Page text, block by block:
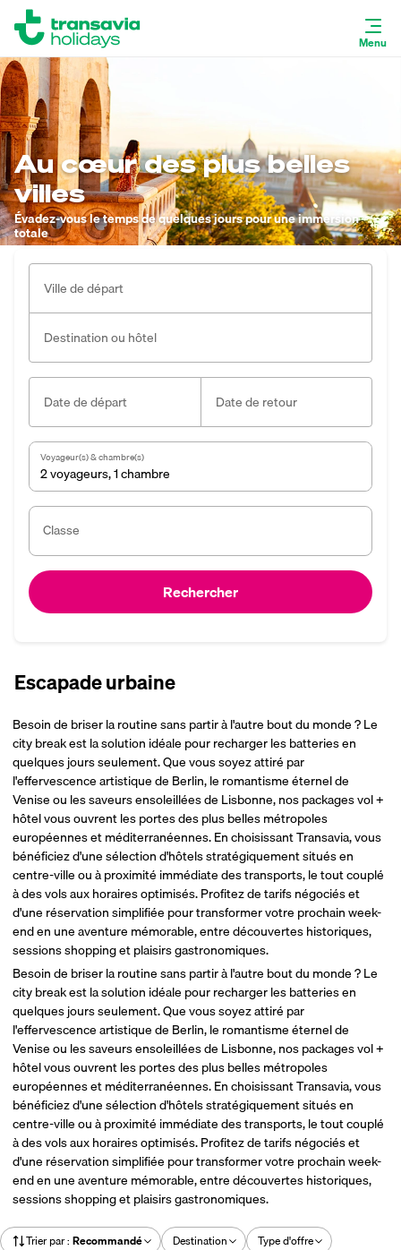
Menu
Au cœur des plus belles
villes
Évadez-vous le temps de quelques jours pour une immersion
totale
Ville de départ
Destination ou hôtel
Date de départ Date de retour
Voyageur(s) & chambre(s)
2 voyageurs,1 chambre
Classe
Rechercher
Escapade urbaine
Besoin de briser la routine sans partir à l'autre bout du monde ? Le
city break est la solution idéale pour recharger les batteries en
quelques jours seulement. Que vous soyez attiré par
l'effervescence artistique de Berlin, le romantisme éternel de
Venise ou les saveurs ensoleillées de Lisbonne, nos packages vol +
hôtel vous ouvrent les portes des plus belles métropoles
européennes et méditerranéennes. En choisissant Transavia, vous
bénéficiez d'une sélection d'hôtels stratégiquement situés en
centre-ville ou à proximité immédiate des transports, le tout couplé
à des vols aux horaires optimisés. Profitez de tarifs négociés et
d'une réservation simplifiée pour transformer votre prochain week-
end en une aventure mémorable, entre découvertes historiques,
sessions shopping et plaisirs gastronomiques.
Besoin de briser la routine sans partir à l'autre bout du monde ? Le
city break est la solution idéale pour recharger les batteries en
quelques jours seulement. Que vous soyez attiré par
l'effervescence artistique de Berlin, le romantisme éternel de
Venise ou les saveurs ensoleillées de Lisbonne, nos packages vol +
hôtel vous ouvrent les portes des plus belles métropoles
européennes et méditerranéennes. En choisissant Transavia, vous
bénéficiez d'une sélection d'hôtels stratégiquement situés en
centre-ville ou à proximité immédiate des transports, le tout couplé
à des vols aux horaires optimisés. Profitez de tarifs négociés et
d'une réservation simplifiée pour transformer votre prochain week-
end en une aventure mémorable, entre découvertes historiques,
sessions shopping et plaisirs gastronomiques.
Trier par: Recommandé Destination
Type d'offre